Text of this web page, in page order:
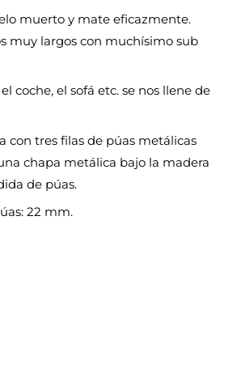
muerto y mate eficazmente.
muy largos con muchísimo sub
coche, el sofá etc. se nos llene de
con tres filas de púas metálicas
chapa metálica bajo la madera
de púas.
22 mm.